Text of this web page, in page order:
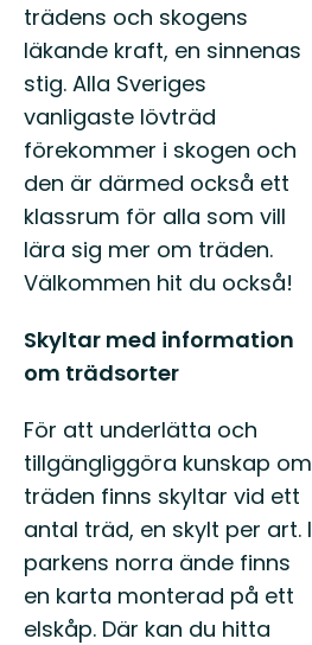
trädens och skogens
läkande kraft, en sinnenas
stig. Alla Sveriges
vanligaste lövträd
förekommer i skogen och
den är därmed också ett
klassrum för alla som vill
lära sig mer om träden.
Välkommen hit du också!
Skyltar med information
om trädsorter
För att underlätta och
tillgängliggöra kunskap om
träden finns skyltar vid ett
antal träd, en skylt per art. I
parkens norra ände finns
en karta monterad på ett
elskåp. Där kan du hitta